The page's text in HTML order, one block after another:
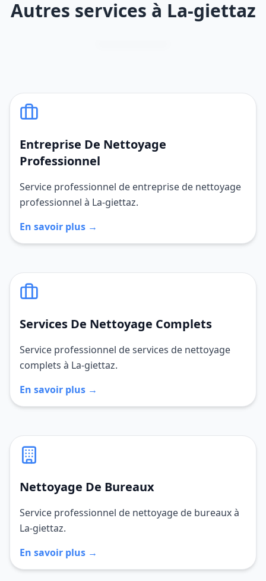
Autres services à La-giettaz
Entreprise De Nettoyage
Professionnel
Service professionnel de entreprise de nettoyage
professionnel à La-giettaz.
En savoir plus →
Services De Nettoyage Complets
Service professionnel de services de nettoyage
complets à La-giettaz.
En savoir plus →
Nettoyage De Bureaux
Service professionnel de nettoyage de bureaux à
La-giettaz.
En savoir plus →